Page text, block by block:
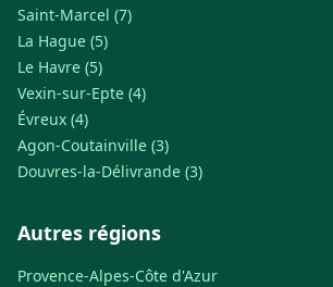
Saint-Marcel (7)
La Hague (5)
Le Havre (5)
Vexin-sur-Epte (4)
Évreux (4)
Agon-Coutainville (3)
Douvres-la-Délivrande (3)
Autres régions
Provence-Alpes-Côte d'Azur